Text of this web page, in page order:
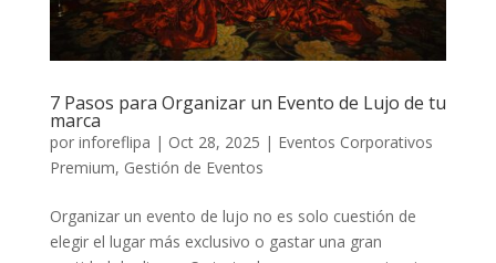
7 Pasos para Organizar un Evento de Lujo de tu
marca
por inforeflipa | Oct 28, 2025 | Eventos Corporativos
Premium, Gestión de Eventos
Organizar un evento de lujo no es solo cuestión de
elegir el lugar más exclusivo o gastar una gran